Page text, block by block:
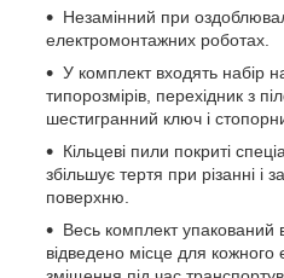
Незамінний при
електромонтажних роботах.
У комплект входять набір
типорозмірів, перехідник з
шестигранний ключ і
Кільцеві пили покриті
збільшує тертя при різанні і
поверхню.
Весь комплект упакований
відведено місце для